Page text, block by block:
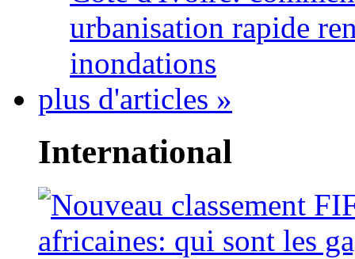
urbanisation rapide
inondations
plus d'articles »
International